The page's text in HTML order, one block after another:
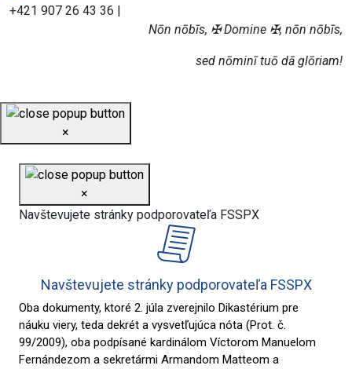
+421 907 26 43 36 |
Nōn nōbīs, ✠ Domine ✠, nōn nōbīs,
sed nōminī tuō dā glōriam!
×
×
Navštevujete stránky podporovateľa FSSPX
Navštevujete stránky podporovateľa FSSPX
Oba dokumenty, ktoré 2. júla zverejnilo Dikastérium pre
náuku viery, teda dekrét a vysvetľujúca nóta (Prot. č.
99/2009), oba podpísané kardinálom Víctorom Manuelom
Fernándezom a sekretármi Armandom Matteom a